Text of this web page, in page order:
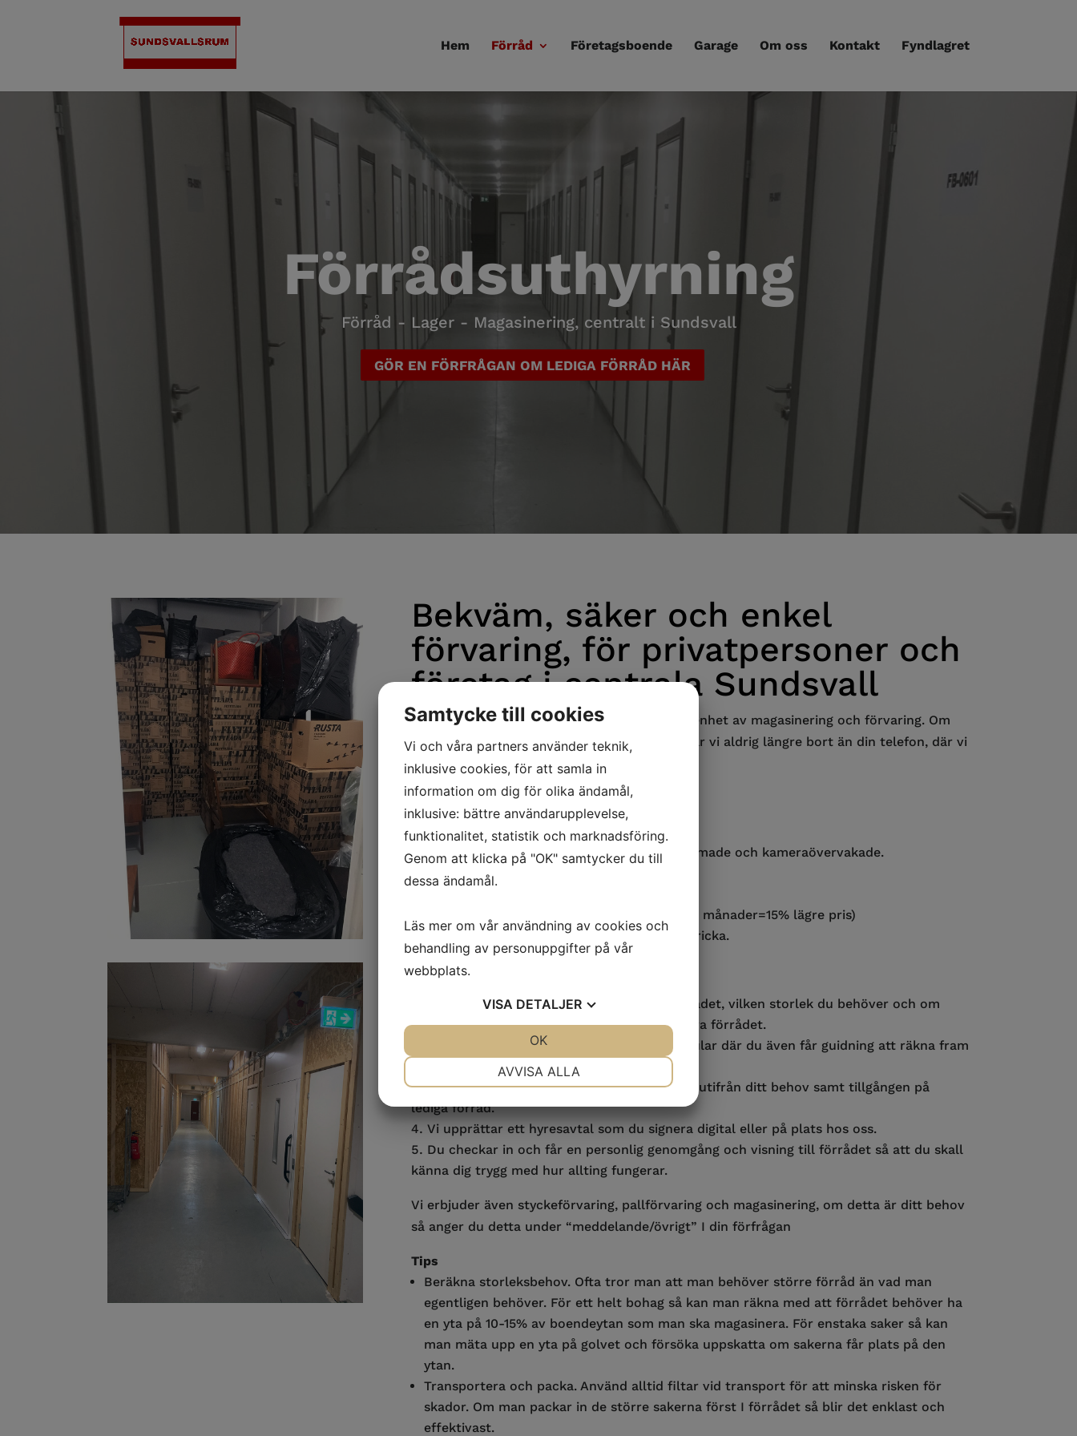
Hem Förråd Företagsboende Garage Om oss Kontakt Fyndlagret
Förrådsuthyrning
Förråd - Lager - Magasinering, centralt i Sundsvall
GÖR EN FÖRFRÅGAN OM LEDIGA FÖRRÅD HÄR
Bekväm, säker och enkel
förvaring, för privatpersoner och
företag i centrala Sundsvall
Här får du personlig service med 35 års erfarenhet av magasinering och förvaring. Om
det är någon information som saknas här så är vi aldrig längre bort än din telefon, där vi
nås dygnet runt på tel 060 – 10 20 50
Fakta om våra förråd
Vi erbjuder förråd i storlekar 1-15 kvm
Våra förråd är varma, torra, ventilerade, larmade och kameraövervakade.
Centralt I Sundsvall, Bultgatan 5 & 7
15 dagar eller 3 månaders uppsägningstid (3 månader=15% lägre pris)
Tilgängligt alla dagar 06-22 med din paserbricka.
Så går det till att hyra förråd.
Du bestämmer dig för när du behöver förrådet, vilken storlek du behöver och om
möjligt ungefär hur länge som du behöver hyra förrådet.
Du gör en förfrågan till oss med vårt formular där du även får guidning att räkna fram
storleksbehovet.
Vi kontaktar dig med ett eller flera Förslag utifrån ditt behov samt tillgången på
lediga förråd.
Vi upprättar ett hyresavtal som du signera digital eller på plats hos oss.
Du checkar in och får en personlig genomgång och visning till förrådet så att du skall
känna dig trygg med hur allting fungerar.
Vi erbjuder även styckeförvaring, pallförvaring och magasinering, om detta är ditt behov
så anger du detta under “meddelande/övrigt” I din förfrågan
Tips
Beräkna storleksbehov. Ofta tror man att man behöver större förråd än vad man
egentligen behöver. För ett helt bohag så kan man räkna med att förrådet behöver ha
en yta på 10-15% av boendeytan som man ska magasinera. För enstaka saker så kan
man mäta upp en yta på golvet och försöka uppskatta om sakerna får plats på den
ytan.
Transportera och packa. Använd alltid filtar vid transport för att minska risken för
skador. Om man packar in de större sakerna först I förrådet så blir det enklast och
effektivast.
Samtycke till cookies
Vi och våra partners använder teknik,
inklusive cookies, för att samla in
information om dig för olika ändamål,
inklusive: bättre användarupplevelse,
funktionalitet, statistik och marknadsföring.
Genom att klicka på "OK" samtycker du till
dessa ändamål.
Läs mer om vår användning av cookies och
behandling av personuppgifter på vår
webbplats.
VISA DETALJER
AVVISA ALLA
OK